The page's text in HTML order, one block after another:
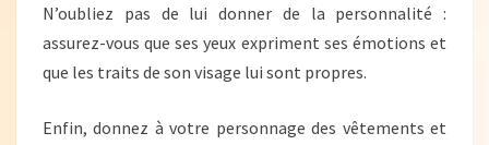
N’oubliez pas de lui donner de la personnalité :
assurez-vous que ses yeux expriment ses émotions et
que les traits de son visage lui sont propres.
Enfin, donnez à votre personnage des vêtements et